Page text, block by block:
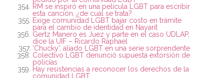
RM se inspiró en una película LGBT para escribir
esta canción, ¿de cuál se trata?
Exige comunidad LGBT bajar costo en trámite
para el cambio de identidad en Nayarit
Gertz Manero es Juez y parte en el caso UDLAP,
dice la UIF – Ricardo Raphael
‘Chucky’, aliado LGBT en una serie sorprendente
Colectivo LGBT denunció supuesta extorsión de
policías
Hay resistencias a reconocer los derechos de la
comunidad LGBT